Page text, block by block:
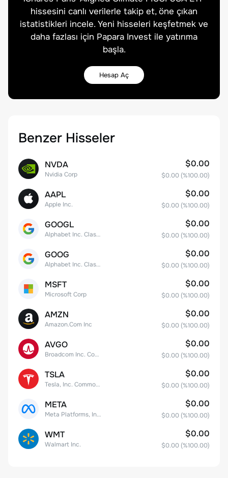
hissesini canlı verilerle takip et, öne çıkan
istatistikleri incele. Yeni hisseleri keşfetmek ve
daha fazlası için Papara Invest ile yatırıma
başla.
Hesap Aç
Benzer Hisseler
NVDA
Nvidia Corp
$0.00
$0.00 (%100.00)
AAPL
Apple Inc.
$0.00
$0.00 (%100.00)
GOOGL
Alphabet Inc. Class A Common Stock
$0.00
$0.00 (%100.00)
GOOG
Alphabet Inc. Class C Capital Stock
$0.00
$0.00 (%100.00)
MSFT
Microsoft Corp
$0.00
$0.00 (%100.00)
AMZN
Amazon.Com Inc
$0.00
$0.00 (%100.00)
AVGO
Broadcom Inc. Common Stock
$0.00
$0.00 (%100.00)
TSLA
Tesla, Inc. Common Stock
$0.00
$0.00 (%100.00)
META
Meta Platforms, Inc. Class A Common Stock
$0.00
$0.00 (%100.00)
WMT
Walmart Inc.
$0.00
$0.00 (%100.00)